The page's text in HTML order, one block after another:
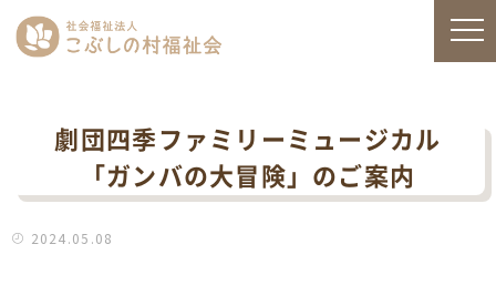
劇団四季ファミリーミュージカル
「ガンバの大冒険」のご案内
2024.05.08